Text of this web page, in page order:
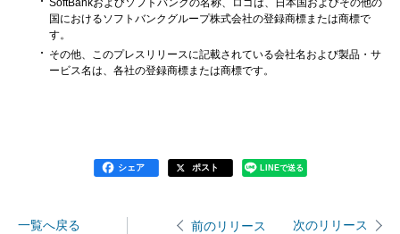
SoftBankおよびソフトバンクの名称、ロゴは、日本国およびその他の
国におけるソフトバンクグループ株式会社の登録商標または商標で
す。
その他、このプレスリリースに記載されている会社名および製品・サ
ービス名は、各社の登録商標または商標です。
シェア ポスト LINEで送る
一覧へ戻る 前のリリース 次のリリース